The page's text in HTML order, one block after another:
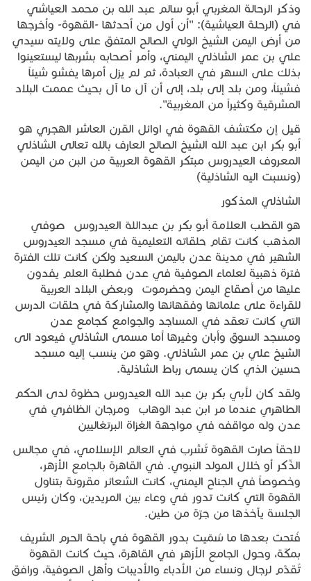
وذكر الرحالة المغربي أبو سالم عبد الله بن محمد العياشي
في (الرحلة العياشية): "أن أول من أحدثها -القهوة- وأخرجها
من أرض اليمن الشيخ الولي الصالح المتفق على ولايته سيدي
علي بن عمر الشاذلي اليمني، وأمر أصحابه بشربها ليستعينوا
بذلك على السهر في العبادة، ثم لم يزل أمرها يفشو شيئاً
فشيئاً، ومن بلد إلى بلد، إلى أن آل ما آل بحيث عممت البلاد
المشرقية وكثيراً من المغربية".
قيل إن مكتشف القهوة في اوائل القرن العاشر الهجري هو
أبو بكر ابن عبد الله الشيخ الصالح العارف بالله تعالى الشاذلي
المعروف العيدروس مبتكر القهوة العربية من البن من اليمن
(ونسبت اليه الشاذلية)
الشاذلي المذكور
هو القطب العلامة أبو بكر بن عبداللهّ العيدروس صوفي
المذهب كانت تقام حلقاته التعليمية في مسجد العيدروس
الشهير في مدينة عدن باليمن السعيد ولكن كانت تلك الفترة
فترة ذهبية لعلماء الصوفية في عدن فطلبة العلم يفدون
عليها من أصقاع اليمن وحضرموت وبعض البلاد العربية
للقراءة على علمائها وفقهائها والمشاركة في حلقات الدرس
التي كانت تعقد في المساجد والجوامع كجامع عدن
ومسجد السوق وأبان وغيرها أما مسمى الشاذلي فيعود الى
الشيخ علي بن عمر الشاذلي. وهو من ينسب إليه مسجد
حسين الذي كان يسمى رباط الشاذلية.
ولقد كان لأبي بكر بن عبد الله العيدروس حظوة لدى الحكم
الطاهري عندما مر ابن عبد الوهاب ومرجان الظافري في
عدن وله مواقفه في مواجهة الغزاة البرتغاليين
لاحقاً صارت القهوة تُشرب في العالم الإسلامي، في مجالس
الذِّكر أو خلال المولد النبوي. في القاهرة بالجامع الأزهر،
وخصوصاً في الجناح اليمني، كانت الشعائر مقرونة بتناول
القهوة التي كانت تدور في وعاء بين المريدين، وكان رئيس
الجلسة يأخذها من جرّة من طين.
فُتحت بعدها ما سُمّيت بدور القهوة في باحة الحرم الشريف
بمكّة، وحول الجامع الأزهر في القاهرة، حيث كانت القهوة
تُقدَّم لرجال ونساء من الأدباء والأديبات وأهل الصوفية، ورافق